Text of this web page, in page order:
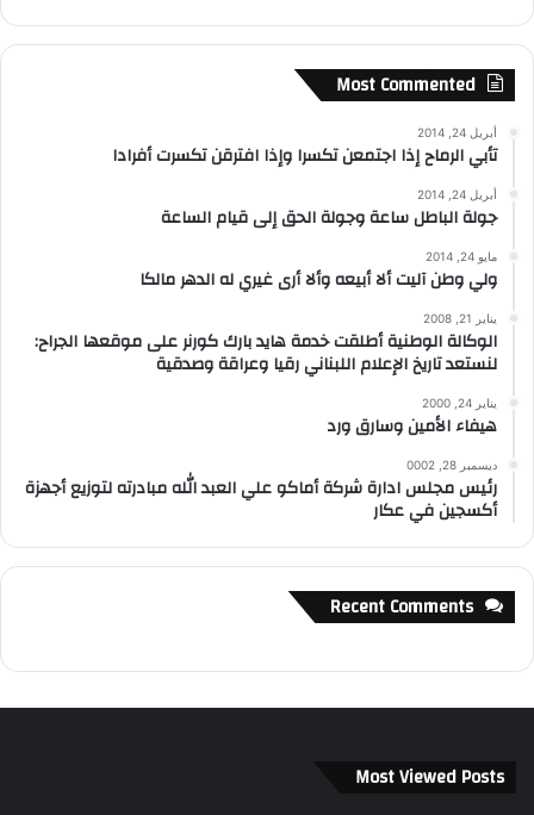
Most Commented
أبريل 24, 2014
تأبي الرماح إذا اجتمعن تكسرا وإذا افترقن تكسرت أفرادا
أبريل 24, 2014
جولة الباطل ساعة وجولة الحق إلى قيام الساعة
مايو 24, 2014
ولي وطن آليت ألا أبيعه وألا أرى غيري له الدهر مالكا
يناير 21, 2008
الوكالة الوطنية أطلقت خدمة هايد بارك كورنر على موقعها الجراح:
لنستعد تاريخ الإعلام اللبناني رقيا وعراقة وصدقية
يناير 24, 2000
هيفاء الأمين وسارق ورد
ديسمبر 28, 0002
رئيس مجلس ادارة شركة أماكو علي العبد الله مبادرته لتوزيع أجهزة
أكسجين في عكار
Recent Comments
Most Viewed Posts